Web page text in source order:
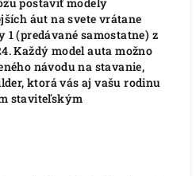
áut na svete vrátane
(predávané samostatne) z
Každý model auta možno
návodu na stavanie,
ktorá vás aj vašu rodinu
staviteľským